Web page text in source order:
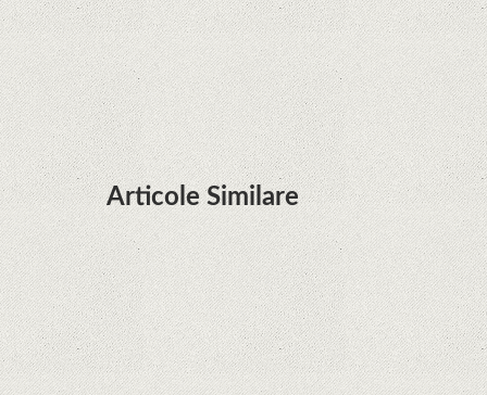
Huawei P50 primeşte o posibilă dată de lansare
şi e mai curând decât credeam; Are cameră
telephoto cu zoom optic variabil
Articole Similare
Microsoft lucrează la dezvoltarea unui procesor
proprietar pentru dispozitivele Surface
Hoții de telefoane dezvăluie cum fură și banii